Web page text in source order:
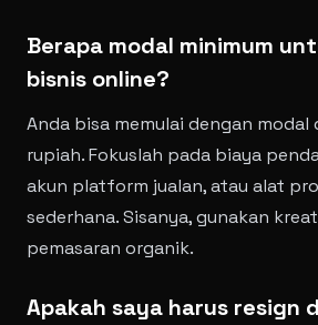
Berapa modal minimum
bisnis online?
Anda bisa memulai dengan
rupiah. Fokuslah pada biaya
akun platform jualan, atau alat
sederhana. Sisanya, gunakan
pemasaran organik.
Apakah saya harus resign